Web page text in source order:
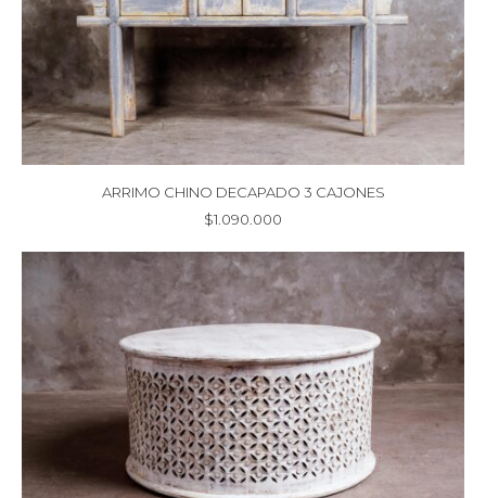
ARRIMO CHINO DECAPADO 3 CAJONES
$1.090.000